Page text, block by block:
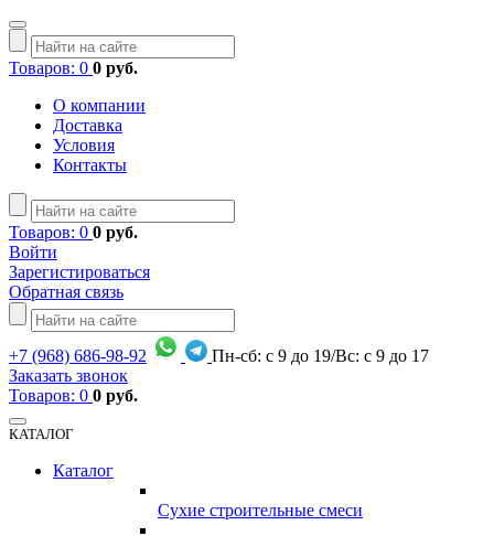
Товаров: 0 0 руб.
О компании
Доставка
Условия
Контакты
Товаров: 0 0 руб.
Войти
Зарегистироваться
Обратная связь
+7 (968) 686-98-92
Пн-сб: с 9 до 19/Вс: с 9 до 17
Заказать звонок
Товаров: 0 0 руб.
КАТАЛОГ
Каталог
Сухие строительные смеси